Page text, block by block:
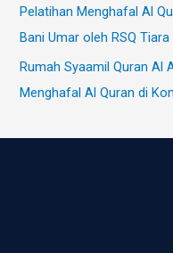
Pelatihan Menghafal Al
Bani Umar oleh RSQ Tiara
Rumah Syaamil Quran Al
Menghafal Al Quran di